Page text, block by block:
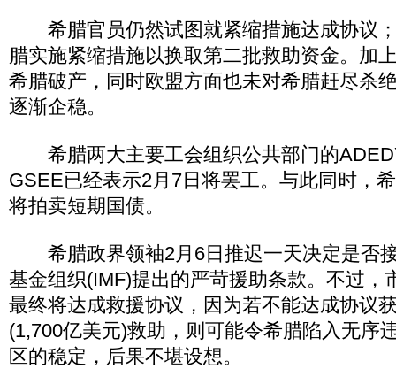
希腊官员仍然试图就紧缩措施达成协议
腊实施紧缩措施以换取第二批救助资金。加
希腊破产，同时欧盟方面也未对希腊赶尽杀
逐渐企稳。
希腊两大主要工会组织公共部门的
GSEE已经表示2月7日将罢工。与此同时，
将拍卖短期国债。
希腊政界领袖2月6日推迟一天决定是否
基金组织(IMF)提出的严苛援助条款。不过，
最终将达成救援协议，因为若不能达成协议
(1,700亿美元)救助，则可能令希腊陷入无序
区的稳定，后果不堪设想。